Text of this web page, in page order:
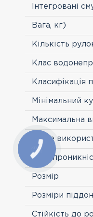
Інтегровані
Вага, кг)
Кількість
Клас
Класифікація
Мінімальний
Максимальна
Може
Розмір
Розміри
Стійкість до